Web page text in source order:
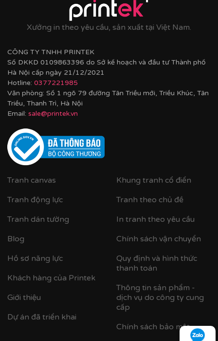
Cận cảnh khung nhựa composite bản khung nhỏ
Xưởng in theo yêu cầu, sản xuất tại Việt Nam.
CÔNG TY TNHH PRINTEK
Số DKKD 0109863396 do Sở kế hoạch và đầu tư Thành phố
Hà Nội cấp ngày 21/12/2021
Hotline: 0377221985
Văn phòng: Số 1 ngõ 79 đường Tân Triều mới, Triều Khúc, Tân
Triều, Thanh Trì, Hà Nội
Email: sale@printek.vn
Tranh canvas
Tranh động lực
Tranh dán tường
Blog
Hồ sơ năng lực
Khách hàng của Printek
Giới thiệu
Dự án đã triển khai
Khung tranh cổ điển
Tranh theo chủ đề
In tranh theo yêu cầu
Chính sách vận chuyển
Quy định và hình thức
thanh toán
Thông tin sản phẩm -
dịch vụ do công ty cung
cấp
Chính sách bảo mật